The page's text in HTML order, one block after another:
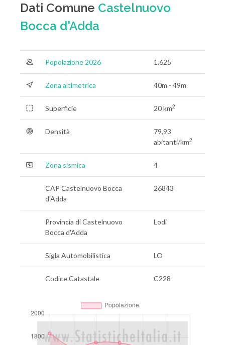
Dati Comune Castelnuovo
Bocca d'Adda
Popolazione 2026 1.625
Zona altimetrica 40m - 49m
Superficie 20 km2
Densità
79,93
abitanti/km2
Zona sismica 4
CAP Castelnuovo Bocca
d'Adda
26843
Provincia di Castelnuovo
Bocca d'Adda
Lodi
Sigla Automobilistica LO
Codice Catastale C228